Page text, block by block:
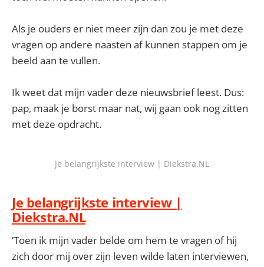
Als je ouders er niet meer zijn dan zou je met deze
vragen op andere naasten af kunnen stappen om je
beeld aan te vullen.
Ik weet dat mijn vader deze nieuwsbrief leest. Dus:
pap, maak je borst maar nat, wij gaan ook nog zitten
met deze opdracht.
Je belangrijkste interview | Diekstra.NL
Je belangrijkste interview |
Diekstra.NL
‘Toen ik mijn vader belde om hem te vragen of hij
zich door mij over zijn leven wilde laten interviewen,